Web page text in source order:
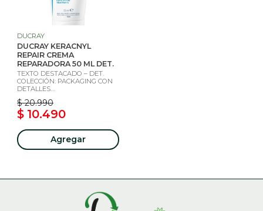
DUCRAY
DUCRAY KERACNYL
REPAIR CREMA
REPARADORA 50 ML DET.
TEXTO DESTACADO – DET.
COLECCIÓN: PACKAGING CON
DETALLES....
$ 20.990
$ 10.490
Agregar